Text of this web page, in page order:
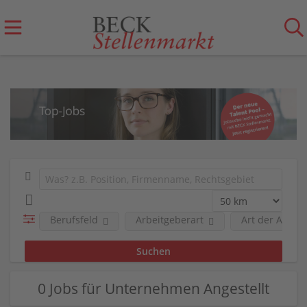
Berufsfeld Arbeitgeberart Art der
0 Jobs für Unternehmen Angestellt